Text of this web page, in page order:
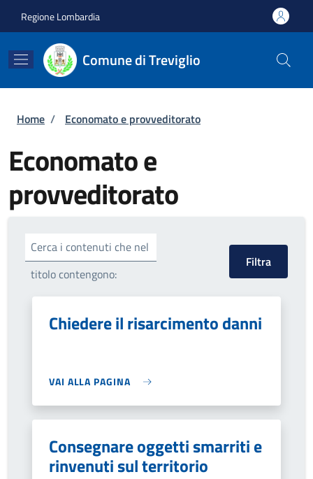
Regione Lombardia
Comune di Treviglio
Briciole di pane
Home / Economato e provveditorato
Economato e
provveditorato
Cerca i contenuti che nel
titolo contengono:
Chiedere il risarcimento danni
VAI ALLA PAGINA
Consegnare oggetti smarriti e
rinvenuti sul territorio